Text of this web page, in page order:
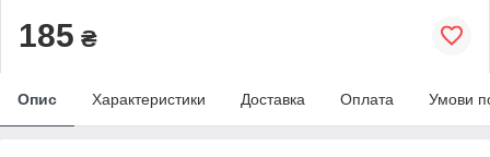
185 ₴
Опис Характеристики Доставка Оплата Умови